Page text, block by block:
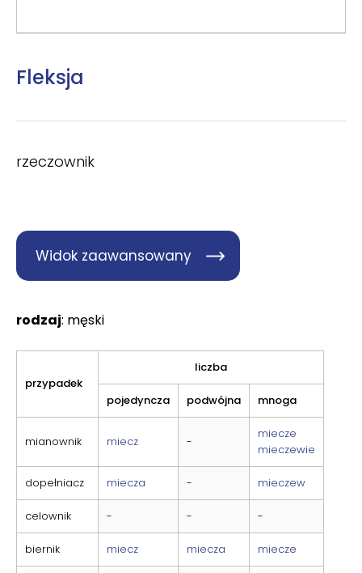
Fleksja
rzeczownik
Widok zaawansowany
rodzaj: męski
przypadek
liczba
pojedyncza podwójna mnoga
mianownik miecz -
miecze
mieczewie
dopełniacz miecza - mieczew
celownik - - -
biernik miecz miecza miecze